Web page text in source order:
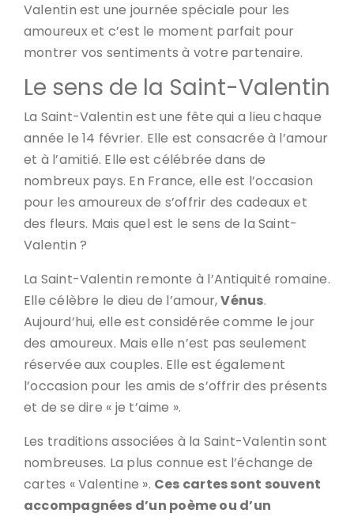
Valentin est une journée spéciale pour les
amoureux et c’est le moment parfait pour
montrer vos sentiments à votre partenaire.
Le sens de la Saint-Valentin
La Saint-Valentin est une fête qui a lieu chaque
année le 14 février. Elle est consacrée à l’amour
et à l’amitié. Elle est célébrée dans de
nombreux pays. En France, elle est l’occasion
pour les amoureux de s’offrir des cadeaux et
des fleurs. Mais quel est le sens de la Saint-
Valentin ?
La Saint-Valentin remonte à l’Antiquité romaine.
Elle célèbre le dieu de l’amour,Vénus.
Aujourd’hui, elle est considérée comme le jour
des amoureux. Mais elle n’est pas seulement
réservée aux couples. Elle est également
l’occasion pour les amis de s’offrir des présents
et de se dire « je t’aime ».
Les traditions associées à la Saint-Valentin sont
nombreuses. La plus connue est l’échange de
cartes « Valentine ». Ces cartes sont souvent
accompagnées d’un poème ou d’un